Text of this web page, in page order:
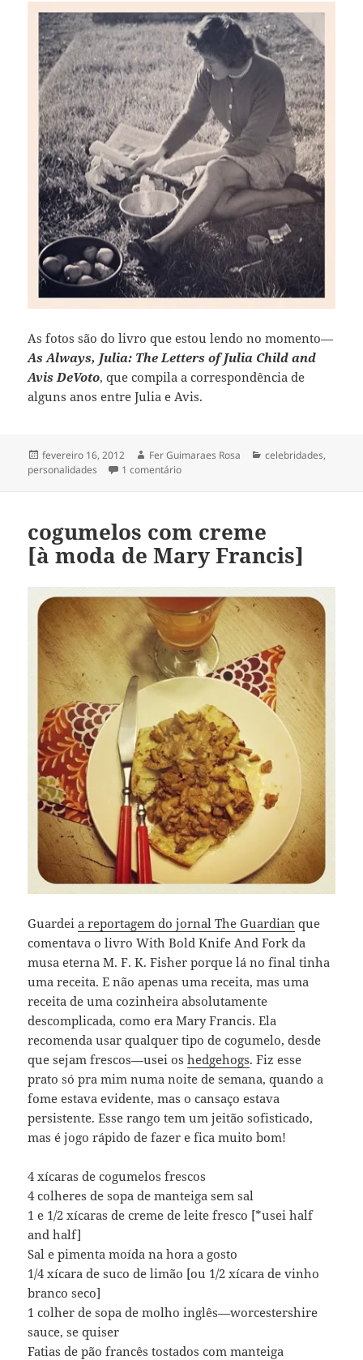
As fotos são do livro que estou lendo no momento—
As Always, Julia: The Letters of Julia Child and
Avis DeVoto, que compila a correspondência de
alguns anos entre Julia e Avis.
Publicado
em
fevereiro 16, 2012 Autor
Fer Guimaraes Rosa Categorias
celebridades,
personalidades
1 comentárioem Julia, a pernalonga
cogumelos com creme
[à moda de Mary Francis]
Guardeia reportagem do jornal The Guardian que
comentava o livro With Bold Knife And Fork da
musa eterna M. F. K. Fisher porque lá no final tinha
uma receita. E não apenas uma receita, mas uma
receita de uma cozinheira absolutamente
descomplicada, como era Mary Francis. Ela
recomenda usar qualquer tipo de cogumelo, desde
que sejam frescos—usei oshedgehogs. Fiz esse
prato só pra mim numa noite de semana, quando a
fome estava evidente, mas o cansaço estava
persistente. Esse rango tem um jeitão sofisticado,
mas é jogo rápido de fazer e fica muito bom!
4 xícaras de cogumelos frescos
4 colheres de sopa de manteiga sem sal
1 e 1/2 xícaras de creme de leite fresco [*usei half
and half]
Sal e pimenta moída na hora a gosto
1/4 xícara de suco de limão [ou 1/2 xícara de vinho
branco seco]
1 colher de sopa de molho inglês—worcestershire
sauce, se quiser
Fatias de pão francês tostados com manteiga